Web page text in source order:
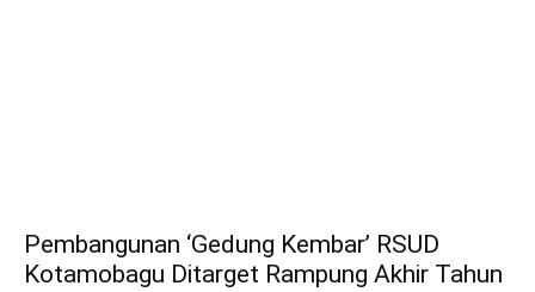
Pembangunan ‘Gedung Kembar’ RSUD
Kotamobagu Ditarget Rampung Akhir Tahun